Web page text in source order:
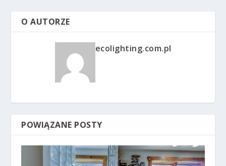
O AUTORZE
ecolighting.com.pl
POWIĄZANE POSTY